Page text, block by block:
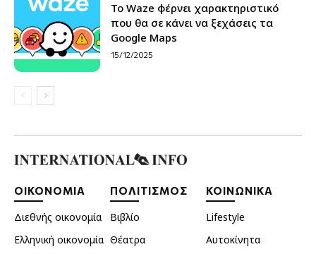
Το Waze φέρνει χαρακτηριστικό
που θα σε κάνει να ξεχάσεις τα
Google Maps
15/12/2025
ΟΙΚΟΝΟΜΙΑ
Διεθνής οικονομία
Ελληνική οικονομία
ΠΟΛΙΤΙΣΜΟΣ
Βιβλίο
Θέατρα
ΚΟΙΝΩΝΙΚΑ
Lifestyle
Αυτοκίνητα